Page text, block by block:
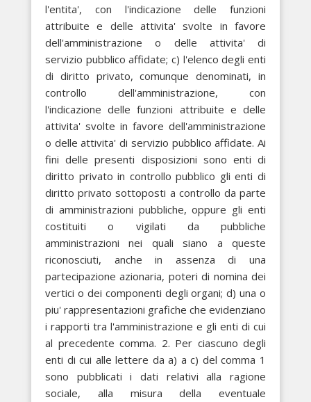
l'entita', con l'indicazione delle funzioni
attribuite e delle attivita' svolte in favore
dell'amministrazione o delle attivita' di
servizio pubblico affidate; c) l'elenco degli enti
di diritto privato, comunque denominati, in
controllo dell'amministrazione, con
l'indicazione delle funzioni attribuite e delle
attivita' svolte in favore dell'amministrazione
o delle attivita' di servizio pubblico affidate. Ai
fini delle presenti disposizioni sono enti di
diritto privato in controllo pubblico gli enti di
diritto privato sottoposti a controllo da parte
di amministrazioni pubbliche, oppure gli enti
costituiti o vigilati da pubbliche
amministrazioni nei quali siano a queste
riconosciuti, anche in assenza di una
partecipazione azionaria, poteri di nomina dei
vertici o dei componenti degli organi; d) una o
piu' rappresentazioni grafiche che evidenziano
i rapporti tra l'amministrazione e gli enti di cui
al precedente comma. 2. Per ciascuno degli
enti di cui alle lettere da a) a c) del comma 1
sono pubblicati i dati relativi alla ragione
sociale, alla misura della eventuale